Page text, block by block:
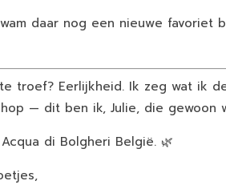
daar nog een nieuwe
troef? Eerlijkheid. Ik zeg wat ik
— dit ben ik, Julie, die
di Bolgheri België. 🌿